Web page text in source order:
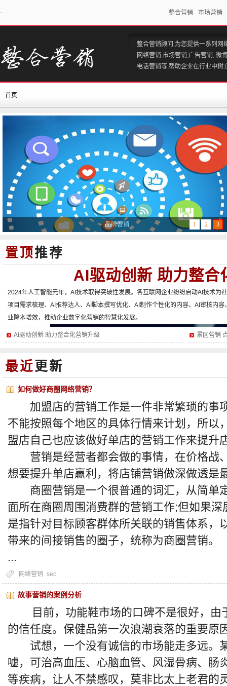
整合营销 市场营销
-
整合营销顾问,为您提供一系列网
网络营销,市场营销,广告营销, 微
电话营销等,帮助企业在行业中树
首页
品牌营销 1 2 3
置顶推荐
AI驱动创新 助力整合
2024年人工智能元年，AI技术取得突破性发展。各互联网企业纷纷启动AI技术为
项目需求梳理、AI推荐达人、AI脚本撰写优化、AI制作个性化的内容、AI审核内
业降本增效，推动企业数字化营销的智慧化发展。
AI驱动创新 助力整合化营销升级 景区营销
最近 更新
如何做好商圈网络营销？
加盟店的营销工作是一件非常繁琐的事
不能按照每个地区的具体行情来计划，所以
盟店自己也应该做好单店的营销工作来提升
营销是经营者都会做的事情，在价格战
想要提升单店赢利，将店铺营销做深做透是
商圈营销是一个很普通的词汇，从简单
面所在商圈周围消费群的营销工作;但如果
是指针对目标顾客群体所关联的销售体系，
带来的间接销售的圈子，统称为商圈营销。
...
网络营销 seo
故事营销的案例分析
目前，功能鞋市场的口碑不是很好，由
的信任度。保健品第一次浪潮衰落的重要原
试想，一个没有诚信的市场能走多远。
嘘，可治高血压、心脑血管、风湿骨病、肠
等疾病，让人不禁感叹，莫非比太上老君的